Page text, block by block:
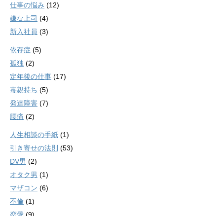
仕事の悩み (12)
嫌な上司 (4)
新入社員 (3)
依存症 (5)
孤独 (2)
定年後の仕事 (17)
毒親持ち (5)
発達障害 (7)
腰痛 (2)
人生相談の手紙 (1)
引き寄せの法則 (53)
DV男 (2)
オタク男 (1)
マザコン (6)
不倫 (1)